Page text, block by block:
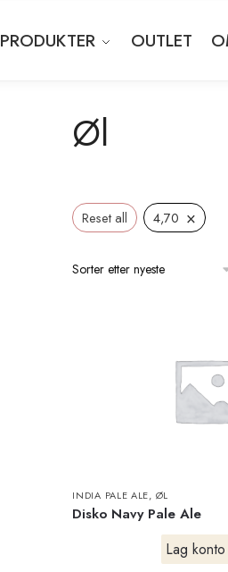
PRODUKTER OUTLET
Øl
Reset all 4,70 ×
INDIA PALE ALE, ØL
Disko Navy Pale Ale
Lag konto